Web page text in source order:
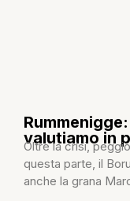
valutiamo in
Oltre la crisi,
questa parte, il
anche la grana